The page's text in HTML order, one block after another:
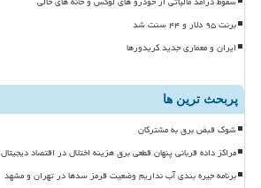
برنت ۹۵ دلار و ۴۴ سنت شد
ایران و معماری جدید کریدورها
پربحث ترین ها
شوک قبض برق به مشترکان
مراکز داده قربانی پنهان قطعی برق هزینه اختلال در اقتصاد دیجیتال
برنامه جیره بندی آب نداریم وضعیت قرمز سدها در تهران و مشهد